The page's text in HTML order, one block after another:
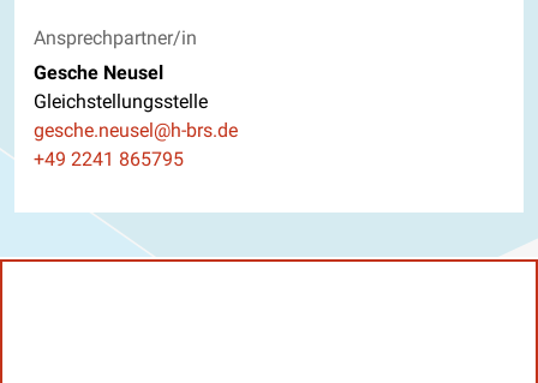
Ansprechpartner/in
Gesche Neusel
Gleichstellungsstelle
E-Mail
gesche.neusel@h-brs.de
Telefon
+49 2241 865795